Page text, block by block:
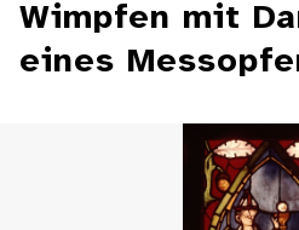
Wimpfen mit
eines